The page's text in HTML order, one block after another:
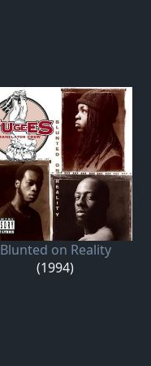
Blunted on Reality
(1994)